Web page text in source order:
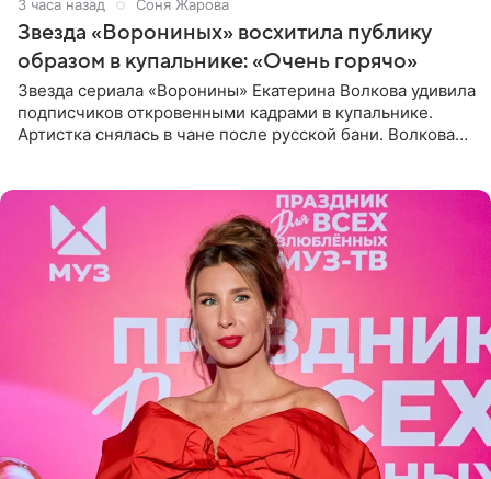
3 часа назад Соня Жарова
Звезда «Ворониных» восхитила публику
образом в купальнике: «Очень горячо»
Звезда сериала «Воронины» Екатерина Волкова удивила
подписчиков откровенными кадрами в купальнике.
Артистка снялась в чане после русской бани. Волкова